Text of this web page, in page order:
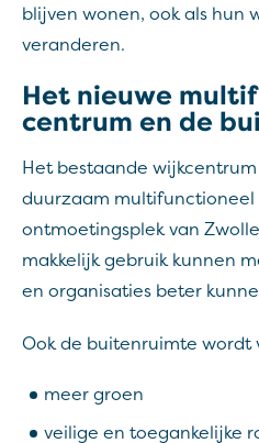
blijven wonen, ook als hun
veranderen.
Het nieuwe
centrum en de
Het bestaande
duurzaam
ontmoetingsplek van
makkelijk gebruik kunnen
en organisaties beter
Ook de buitenruimte wordt
meer groen
veilige en toegankelijke